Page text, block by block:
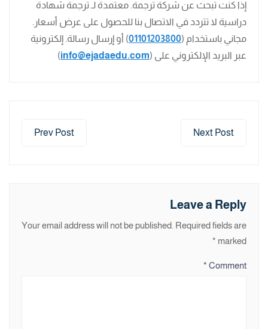
إذا كنت تبحث عن شركة ترجمة. معتمدة لـ ترجمة شهادة
دراسية لا تتردد في الاتصال بنا للحصول على عرض أسعار.
مجاني باستخدام (01101203800) أو إرسال رسالة. إلكترونية
عبر البريد الإلكتروني على (info@ejadaedu.com
)
Prev Post Next Post
Leave a Reply
Your email address will not be published. Required fields are
marked
*
Comment
*